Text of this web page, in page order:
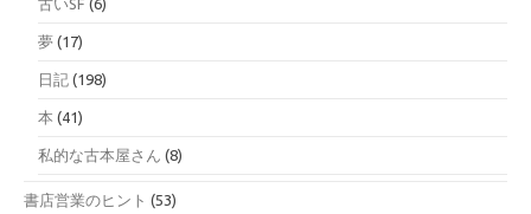
夢 (17)
日記 (198)
本 (41)
私的な古本屋さん (8)
書店営業のヒント (53)